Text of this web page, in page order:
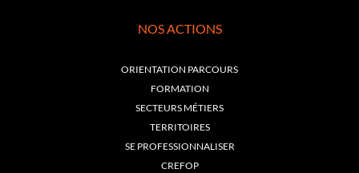
NOS ACTIONS
ORIENTATION PARCOURS
FORMATION
SECTEURS MÉTIERS
TERRITOIRES
SE PROFESSIONNALISER
CREFOP